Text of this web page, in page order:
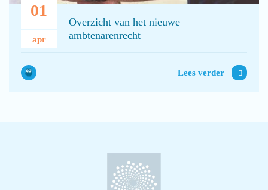
01
apr
Overzicht van het nieuwe
ambtenarenrecht
Lees verder